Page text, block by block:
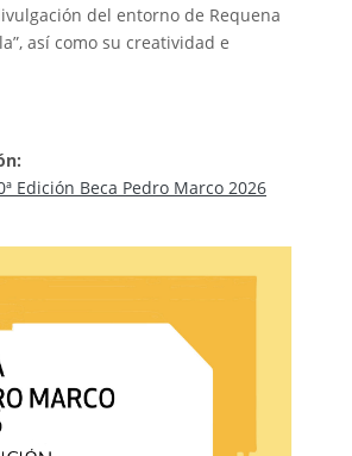
del entorno de Requena
así como su creatividad e
Edición Beca Pedro Marco 2026